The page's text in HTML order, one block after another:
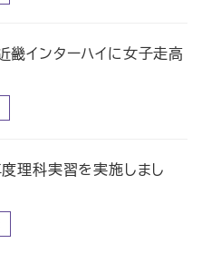
畿インターハイに女子走高
理科実習を実施しまし